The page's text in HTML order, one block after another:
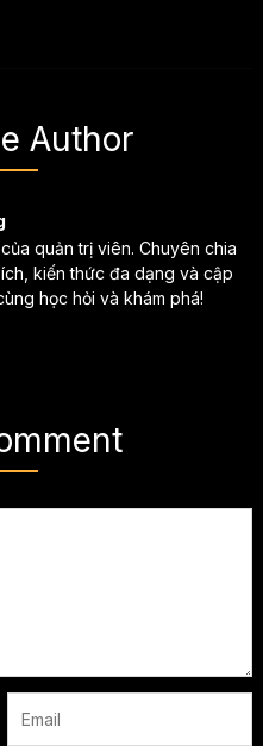
Author
quản trị viên. Chuyên chia
kiến thức đa dạng và cập
học hỏi và khám phá!